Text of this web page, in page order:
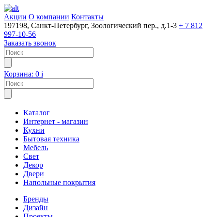
Акции О компании Контакты
197198, Санкт-Петербург, Зоологический пер., д.1-3 + 7 812
997-10-56
Заказать звонок
Корзина: 0 i
Каталог
Интернет - магазин
Кухни
Бытовая техника
Мебель
Свет
Декор
Двери
Напольные покрытия
Бренды
Дизайн